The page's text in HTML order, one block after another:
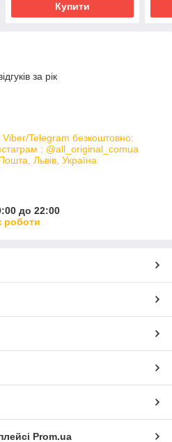
Купити
за рік
Telegram безкоштовно:
: @all_original_comua
Львів, Україна
до 22:00
роботи
Prom.ua